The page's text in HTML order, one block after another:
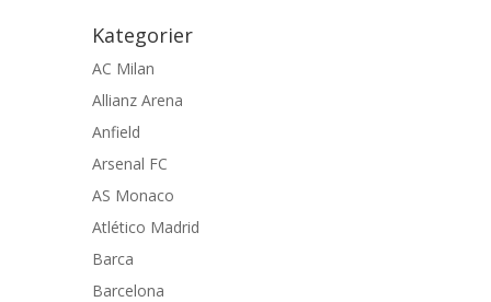
Kategorier
AC Milan
Allianz Arena
Anfield
Arsenal FC
AS Monaco
Atlético Madrid
Barca
Barcelona